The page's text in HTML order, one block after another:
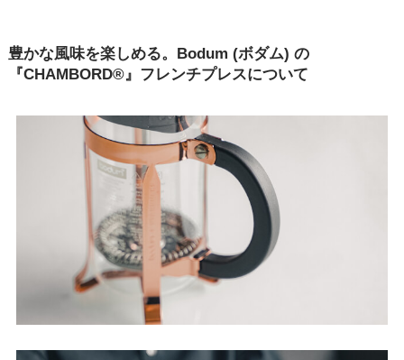
豊かな風味を楽しめる。Bodum (ボダム) の
『CHAMBORD®』フレンチプレスについて